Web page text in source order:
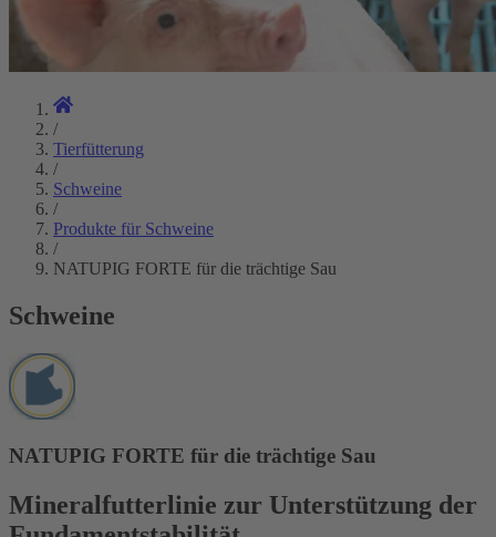
/
Tierfütterung
/
Schweine
/
Produkte für Schweine
/
NATUPIG FORTE für die trächtige Sau
Schweine
NATUPIG FORTE für die trächtige Sau
Mineralfutterlinie zur Unterstützung der